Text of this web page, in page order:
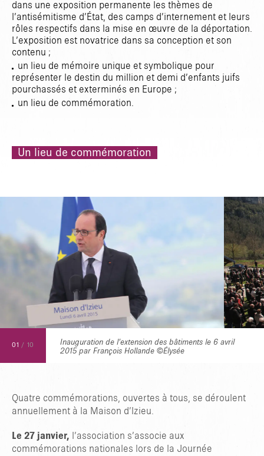
dans une exposition permanente les thèmes de
l’antisémitisme d’État, des camps d’internement et leurs
rôles respectifs dans la mise en œuvre de la déportation.
L’exposition est novatrice dans sa conception et son
contenu ;
un lieu de mémoire unique et symbolique pour
représenter le destin du million et demi d’enfants juifs
pourchassés et exterminés en Europe ;
un lieu de commémoration.
Un lieu de commémoration
01 / 10
Inauguration de l’extension des bâtiments le 6 avril
2015 par François Hollande ©Élysée
Quatre commémorations, ouvertes à tous, se déroulent
annuellement à la Maison d’Izieu.
Le 27 janvier, l’association s’associe aux
commémorations nationales lors de la Journée